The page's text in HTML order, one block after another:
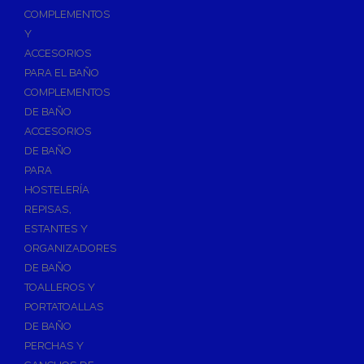
Válvulas para Calefacción
Válv. Mezcladora Termostática
Válvulas Motorizadas
Válvulas de Seguridad
Colectores de Calefacción
Bombas de Calor
Bombas de calor para ACS
Cocinas
Extractores de Cocina
Fregaderos
Grifería de Fregadero
Recambios de fregadero
Contra Incendios
COMPLEMENTOS
Y
ACCESORIOS
PARA EL BAÑO
COMPLEMENTOS
DE BAÑO
ACCESORIOS
DE BAÑO
PARA
HOSTELERÍA
REPISAS,
ESTANTES Y
ORGANIZADORES
DE BAÑO
TOALLEROS Y
PORTATOALLAS
DE BAÑO
PERCHAS Y